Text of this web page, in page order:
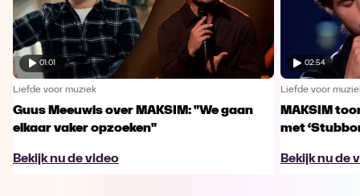
01:01
Liefde voor muziek
Guus Meeuwis over MAKSIM: "We gaan
elkaar vaker opzoeken"
Bekijk nu de video
02:54
Liefde voor
MAKSIM
met
Bekijk nu de